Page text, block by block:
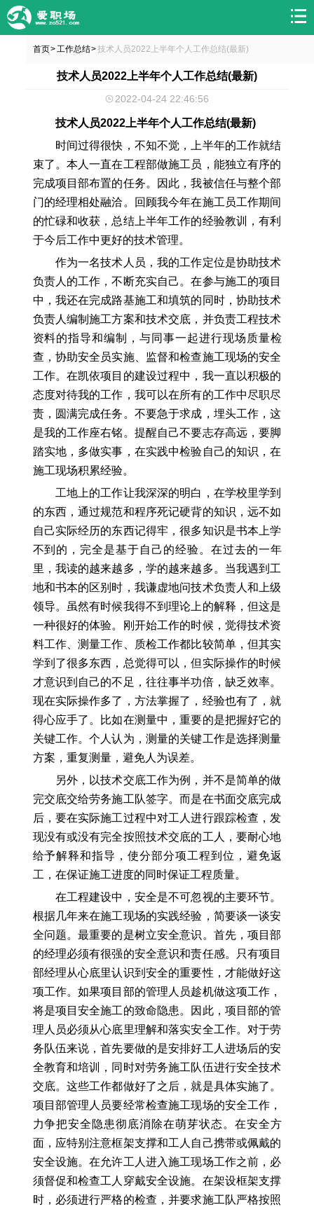
首页> 工作总结>技术人员2022上半年个人工作总结(最新)
技术人员2022上半年个人工作总结(最新)
2022-04-24 22:46:56
技术人员2022上半年个人工作总结(最新)
时间过得很快，不知不觉，上半年的工作就结
束了。本人一直在工程部做施工员，能独立有序的
完成项目部布置的任务。因此，我被信任与整个部
门的经理相处融洽。回顾我今年在施工员工作期间
的忙碌和收获，总结上半年工作的经验教训，有利
于今后工作中更好的技术管理。
作为一名技术人员，我的工作定位是协助技术
负责人的工作，不断充实自己。在参与施工的项目
中，我还在完成路基施工和填筑的同时，协助技术
负责人编制施工方案和技术交底，并负责工程技术
资料的指导和编制，与同事一起进行现场质量检
查，协助安全员实施、监督和检查施工现场的安全
工作。在凯依项目的建设过程中，我一直以积极的
态度对待我的工作，我可以在所有的工作中尽职尽
责，圆满完成任务。不要急于求成，埋头工作，这
是我的工作座右铭。提醒自己不要志存高远，要脚
踏实地，多做实事，在实践中检验自己的知识，在
施工现场积累经验。
工地上的工作让我深深的明白，在学校里学到
的东西，通过规范和程序死记硬背的知识，远不如
自己实际经历的东西记得牢，很多知识是书本上学
不到的，完全是基于自己的经验。在过去的一年
里，我读的越来越多，学的越来越多。当我遇到工
地和书本的区别时，我谦虚地问技术负责人和上级
领导。虽然有时候我得不到理论上的解释，但这是
一种很好的体验。刚开始工作的时候，觉得技术资
料工作、测量工作、质检工作都比较简单，但其实
学到了很多东西，总觉得可以，但实际操作的时候
才意识到自己的不足，往往事半功倍，缺乏效率。
现在实际操作多了，方法掌握了，经验也有了，就
得心应手了。比如在测量中，重要的是把握好它的
关键工作。个人认为，测量的关键工作是选择测量
方案，重复测量，避免人为误差。
另外，以技术交底工作为例，并不是简单的做
完交底交给劳务施工队签字。而是在书面交底完成
后，要在实际施工过程中对工人进行跟踪检查，发
现没有或没有完全按照技术交底的工人，要耐心地
给予解释和指导，使分部分项工程到位，避免返
工，在保证施工进度的同时保证工程质量。
在工程建设中，安全是不可忽视的主要环节。
根据几年来在施工现场的实践经验，简要谈一谈安
全问题。最重要的是树立安全意识。首先，项目部
的经理必须有很强的安全意识和责任感。只有项目
部经理从心底里认识到安全的重要性，才能做好这
项工作。如果项目部的管理人员趁机做这项工作，
将是项目安全施工的致命隐患。因此，项目部的管
理人员必须从心底里理解和落实安全工作。对于劳
务队伍来说，首先要做的是安排好工人进场后的安
全教育和培训，同时对劳务施工队伍进行安全技术
交底。这些工作都做好了之后，就是具体实施了。
项目部管理人员要经常检查施工现场的安全工作，
力争把安全隐患彻底消除在萌芽状态。在安全方
面，应特别注意框架支撑和工人自己携带或佩戴的
安全设施。在允许工人进入施工现场工作之前，必
须督促和检查工人穿戴安全设施。在架设框架支撑
时，必须进行严格的检查，并要求施工队严格按照